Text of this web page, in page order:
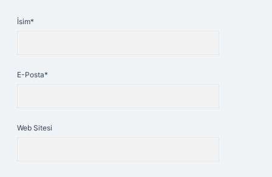
İsim*
E-Posta*
Web Sitesi